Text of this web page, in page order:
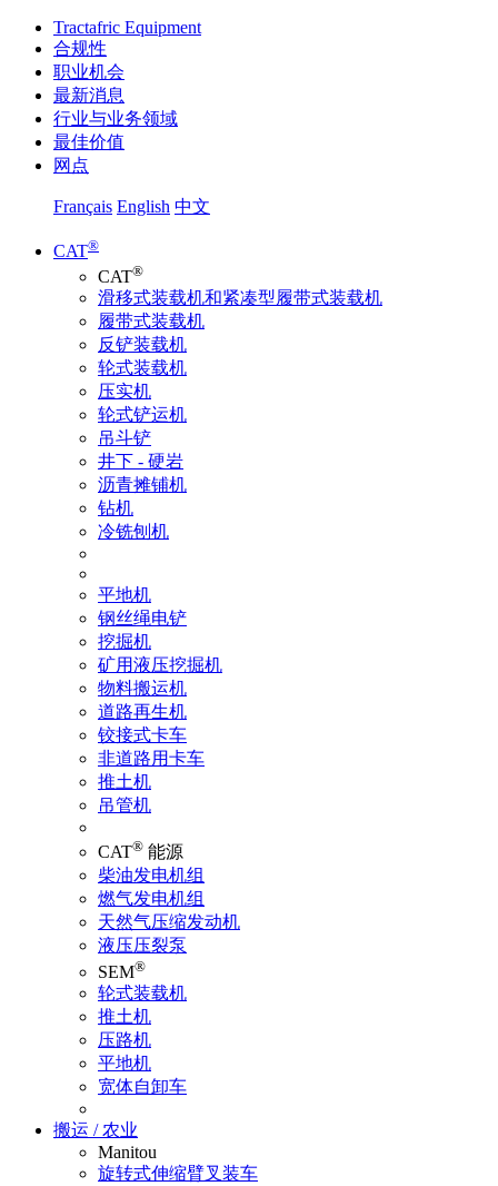
Tractafric Equipment
合规性
职业机会
最新消息
行业与业务领域
最佳价值
网点
Français English 中文
CAT®
CAT®
滑移式装载机和紧凑型履带式装载机
履带式装载机
反铲装载机
轮式装载机
压实机
轮式铲运机
吊斗铲
井下 - 硬岩
沥青摊铺机
钻机
冷铣刨机
平地机
钢丝绳电铲
挖掘机
矿用液压挖掘机
物料搬运机
道路再生机
铰接式卡车
非道路用卡车
推土机
吊管机
CAT® 能源
柴油发电机组
燃气发电机组
天然气压缩发动机
液压压裂泵
SEM®
轮式装载机
推土机
压路机
平地机
宽体自卸车
搬运 / 农业
Manitou
旋转式伸缩臂叉装车